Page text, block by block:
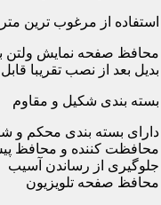
استفاده از مرغوب ترین
محافظ صفحه نمایش ولتن
بدیل بعد از نصب تقریبا
بسته بندی شکیل و مقاوم
دارای بسته بندی محکم و
محافظت کننده و محافظ
جلوگیری از رساندن آسیب
محافظ صفحه تلویزیون